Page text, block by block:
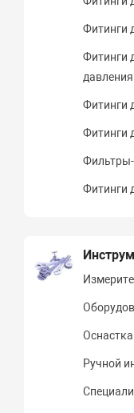
Фитинги
Фитинги
Фитинги
Фитинги
Фильтры-
Фитинги
Ручной